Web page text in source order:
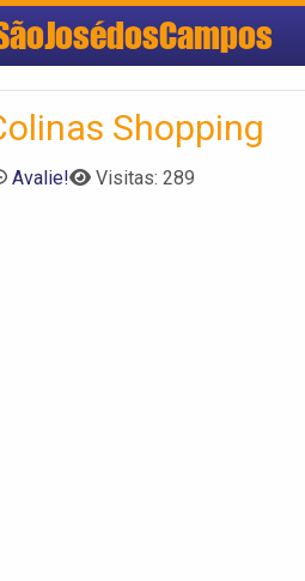
Shopping
Avalie! Visitas: 289